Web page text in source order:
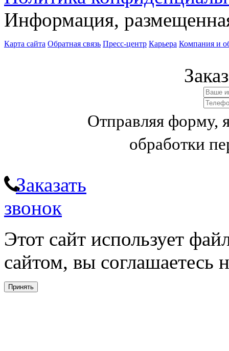
Информация,
Карта сайта Обратная связь Пресс-центр Карьера Компания и
Отправляя форму,
обработки
Заказать
звонок
Этот сайт использует
сайтом, вы соглашаетесь
Принять